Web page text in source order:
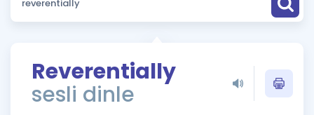
Puan Hesaplama
ÖSYM Sınav Takvimi
Kampanyalar
Reverentially
sesli dinle